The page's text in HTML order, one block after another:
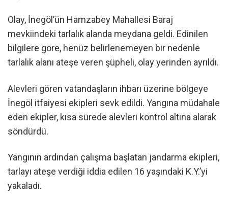
Olay, İnegöl’ün Hamzabey Mahallesi Baraj
mevkiindeki tarlalık alanda meydana geldi. Edinilen
bilgilere göre, henüz belirlenemeyen bir nedenle
tarlalık alanı ateşe veren şüpheli, olay yerinden ayrıldı.
Alevleri gören vatandaşların ihbarı üzerine bölgeye
İnegöl itfaiyesi ekipleri sevk edildi. Yangına müdahale
eden ekipler, kısa sürede alevleri kontrol altına alarak
söndürdü.
Yangının ardından çalışma başlatan jandarma ekipleri,
tarlayı ateşe verdiği iddia edilen 16 yaşındaki K.Y.’yi
yakaladı.